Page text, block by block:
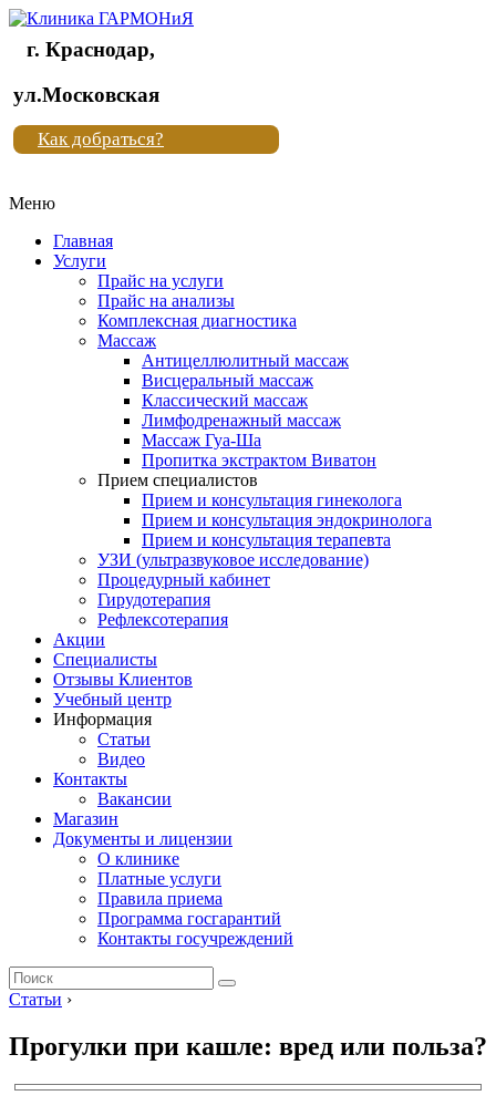
Клиника
"Новая
жизнь"
Клиника
жизнь"
г. Краснодар,
ул.Московская
Как добраться?
Меню
Главная
Услуги
Прайс на услуги
Прайс на анализы
Комплексная диагностика
Массаж
Антицеллюлитный массаж
Висцеральный массаж
Классический массаж
Лимфодренажный массаж
Массаж Гуа-Ша
Пропитка экстрактом Виватон
Прием специалистов
Прием и консультация гинеколога
Прием и консультация эндокринолога
Прием и консультация терапевта
УЗИ (ультразвуковое исследование)
Процедурный кабинет
Гирудотерапия
Рефлексотерапия
Акции
Специалисты
Отзывы Клиентов
Учебный центр
Информация
Статьи
Видео
Контакты
Вакансии
Магазин
Документы и лицензии
О клинике
Платные услуги
Правила приема
Программа госгарантий
Контакты госучреждений
Статьи ›
Прогулки при кашле: вред или польза?